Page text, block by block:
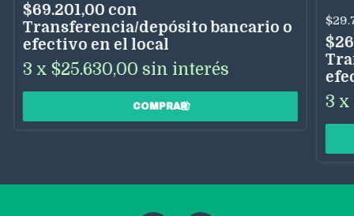
$69.201,00 con
Transferencia/depósito bancario o
efectivo en el local
3 x $25.630,00 sin interés
3 x